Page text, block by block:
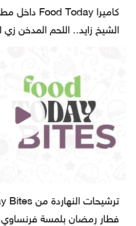
الشيخ زايد.. اللحم المدخن زي